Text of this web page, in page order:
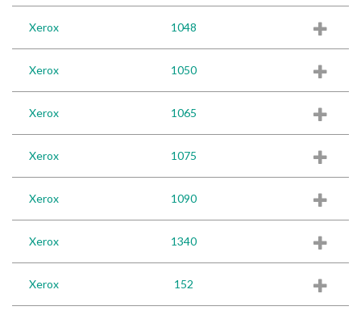
Xerox 1048
Xerox 1050
Xerox 1065
Xerox 1075
Xerox 1090
Xerox 1340
Xerox 152